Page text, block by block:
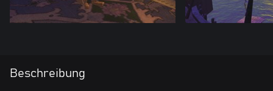
Beschreibung